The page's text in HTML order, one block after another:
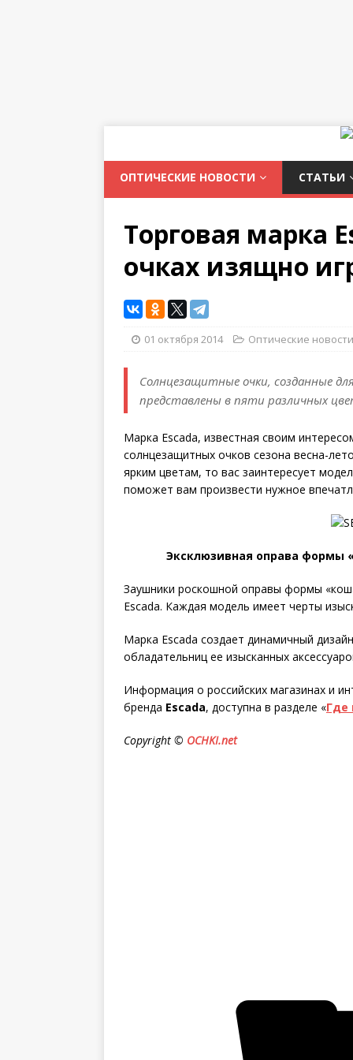
ОПТИЧЕСКИЕ НОВОСТИ СТАТЬИ
Торговая марка
очках изящно
01 октября 2014 Оптические новости
Солнцезащитные очки, созданные
представлены в пяти различных
Марка Escada, известная своим
солнцезащитных очков сезона весна-
ярким цветам, то вас заинтересует
поможет вам произвести нужное
Эксклюзивная оправа формы
Заушники роскошной оправы формы
Escada. Каждая модель имеет черты
Марка Escada создает динамичный
обладательниц ее изысканных
Информация о российских магазинах и
бренда Escada, доступна в разделе «Где
Copyright © OCHKI.net